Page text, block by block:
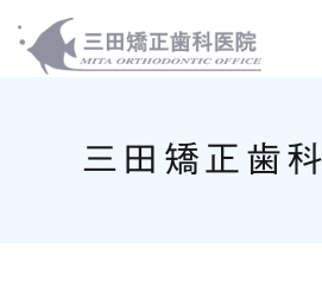
三田矯正歯